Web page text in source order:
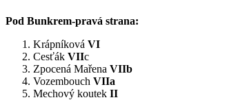
Pod Bunkrem-pravá strana:
Krápníková VI
Cesťák VIIc
Zpocená Mařena VIIb
Vozembouch VIIa
Mechový koutek II